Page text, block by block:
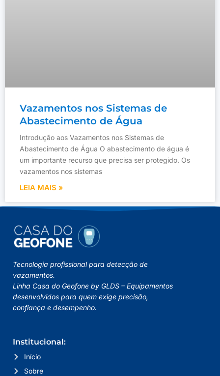
Vazamentos nos Sistemas de
Abastecimento de Água
Introdução aos Vazamentos nos Sistemas de
Abastecimento de Água O abastecimento de água é
um importante recurso que precisa ser protegido. Os
vazamentos nos sistemas
LEIA MAIS »
Tecnologia profissional para detecção de
vazamentos.
Linha Casa do Geofone by GLDS – Equipamentos
desenvolvidos para quem exige precisão,
confiança e desempenho.
Institucional:
Início
Sobre